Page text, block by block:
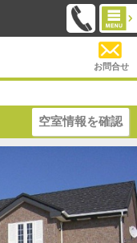
お問合せ
空室情報を確認